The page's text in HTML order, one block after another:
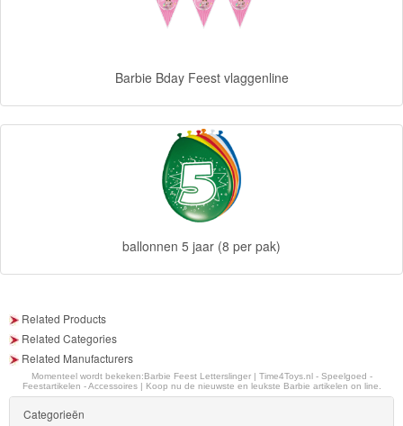
Kitty
10
Fairies
Megabloks
Barbie Bday Feest vlaggenline
ballonnen 5 jaar (8 per pak)
Related Products
Related Categories
Related Manufacturers
Momenteel wordt bekeken:Barbie Feest Letterslinger | Time4Toys.nl - Speelgoed -
Feestartikelen - Accessoires | Koop nu de nieuwste en leukste Barbie artikelen on line.
Categorieën